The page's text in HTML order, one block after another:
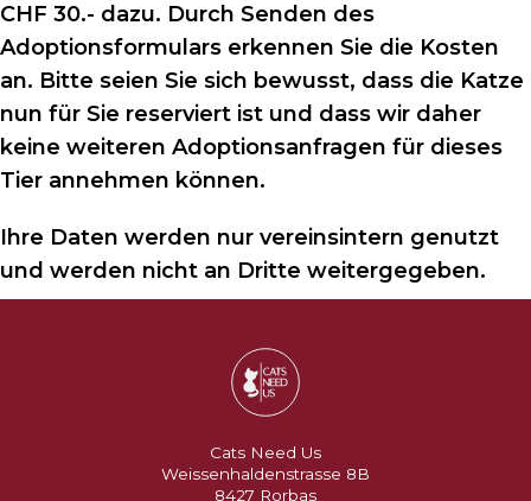
CHF 30.- dazu. Durch Senden des
Adoptionsformulars erkennen Sie die Kosten
an. Bitte seien Sie sich bewusst, dass die Katze
nun für Sie reserviert ist und dass wir daher
keine weiteren Adoptionsanfragen für dieses
Tier annehmen können.
Ihre Daten werden nur vereinsintern genutzt
und werden nicht an Dritte weitergegeben.
Cats Need Us
Weissenhaldenstrasse 8B
8427 Rorbas